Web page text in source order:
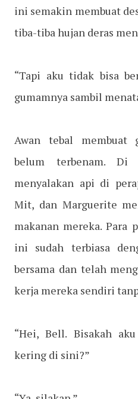
ini semakin membuat
tiba-tiba hujan deras
“Tapi aku tidak bisa
gumamnya sambil
Awan tebal membuat
belum terbenam. Di
menyalakan api di
Mit, dan Marguerite
makanan mereka. Para
ini sudah terbiasa
bersama dan telah
kerja mereka sendiri
“Hei, Bell. Bisakah
kering di sini?”